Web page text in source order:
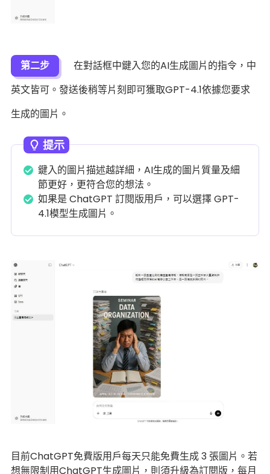
第二步
在對話框中鍵入您的AI生成圖片的指令，中
英文皆可。發送後稍等片刻即可獲取GPT-4.1依據您要求
生成的圖片。
提示
鍵入的圖片描述越詳細，AI生成的圖片質量及細
節更好，更符合您的想法。
如果是 ChatGPT 訂閱版用戶，可以選擇 GPT-
4.1模型生成圖片。
目前ChatGPT免費版用戶每天只能免費生成 3 張圖片。若
想無限制用ChatGPT生成圖片，則須升級為訂閱版，每月